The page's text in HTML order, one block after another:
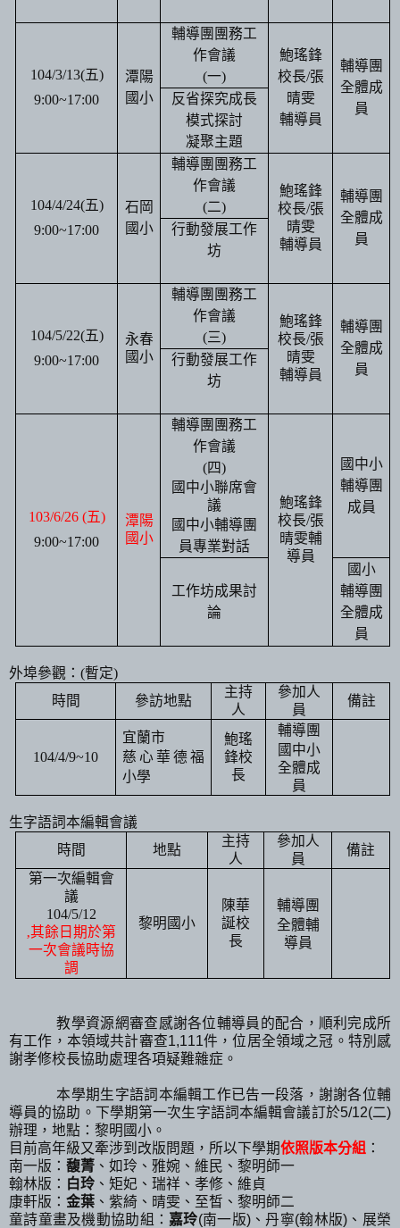
104/3/13(五)
9:00~17:00
潭陽
國小
輔導團團務工
作會議
(一)
鮑瑤鋒
校長/張
晴雯
輔導員
輔導團
全體成
員
反省探究成長
模式探討
凝聚主題
104/4/24(五)
9:00~17:00
石岡
國小
輔導團團務工
作會議
(二)
鮑瑤鋒
校長/張
晴雯
輔導員
輔導團
全體成
員
行動發展工作
坊
104/5/22(五)
9:00~17:00
永春
國小
輔導團團務工
作會議
(三)
鮑瑤鋒
校長/張
晴雯
輔導員
輔導團
全體成
員
行動發展工作
坊
103/6/26(五)
9:00~17:00
潭陽
國小
輔導團團務工
作會議
(四)
國中小聯席會
議
國中小輔導團
員專業對話
鮑瑤鋒
校長/張
晴雯輔
導員
國中小
輔導團
成員
工作坊成果討
論
國小
輔導團
全體成
員
外埠參觀： (暫定)
時間
參訪地點
主持
人
參加人
員
備註
104/4/9~10
宜蘭市
慈心華德福
小學
鮑瑤
鋒校
長
輔導團
國中小
全體成
員
生字語詞本編輯會議
時間
地點
主持
人
參加人
員
備註
第一次編輯會
議
104/5/12
‚其餘日期於第
一次會議時協
調
黎明國小
陳華
誕校
長
輔導團
全體輔
導員
教學資源網審查感謝各位輔導員的配合，順利完成所
有工作，本領域共計審查1,111件，位居全領域之冠。特別感
謝孝修校長協助處理各項疑難雜症。
本學期生字語詞本編輯工作已告一段落，謝謝各位輔
導員的協助。下學期第一次生字語詞本編輯會議訂於5/12(二)
辦理，地點：黎明國小。
目前高年級又牽涉到改版問題，所以下學期依照版本分組 ：
南一版： 馥菁 、如玲 、 雅婉、維民、黎明師一
翰林版： 白玲 、矩妃、瑞祥、孝修、維貞
康軒版： 金葉 、紫綺、晴雯、至皙、黎明師二
童詩童畫及機動協助組： 嘉玲(南一版)、丹寧(翰林版) 、展榮